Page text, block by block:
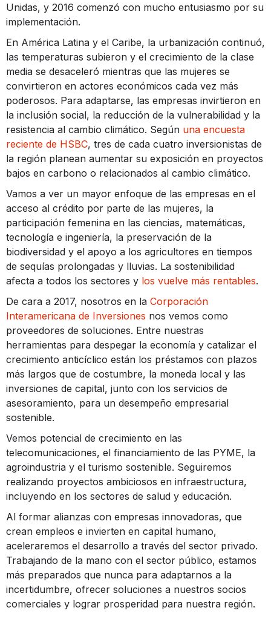
Unidas, y 2016 comenzó con mucho entusiasmo por su
implementación.
En América Latina y el Caribe, la urbanización continuó,
las temperaturas subieron y el crecimiento de la clase
media se desaceleró mientras que las mujeres se
convirtieron en actores económicos cada vez más
poderosos. Para adaptarse, las empresas invirtieron en
la inclusión social, la reducción de la vulnerabilidad y la
resistencia al cambio climático. Según una encuesta
reciente de HSBC, tres de cada cuatro inversionistas de
la región planean aumentar su exposición en proyectos
bajos en carbono o relacionados al cambio climático.
Vamos a ver un mayor enfoque de las empresas en el
acceso al crédito por parte de las mujeres, la
participación femenina en las ciencias, matemáticas,
tecnología e ingeniería, la preservación de la
biodiversidad y el apoyo a los agricultores en tiempos
de sequías prolongadas y lluvias. La sostenibilidad
afecta a todos los sectores y los vuelve más rentables.
De cara a 2017, nosotros en la Corporación
Interamericana de Inversiones nos vemos como
proveedores de soluciones. Entre nuestras
herramientas para despegar la economía y catalizar el
crecimiento anticíclico están los préstamos con plazos
más largos que de costumbre, la moneda local y las
inversiones de capital, junto con los servicios de
asesoramiento, para un desempeño empresarial
sostenible.
Vemos potencial de crecimiento en las
telecomunicaciones, el financiamiento de las PYME, la
agroindustria y el turismo sostenible. Seguiremos
realizando proyectos ambiciosos en infraestructura,
incluyendo en los sectores de salud y educación.
Al formar alianzas con empresas innovadoras, que
crean empleos e invierten en capital humano,
aceleraremos el desarrollo a través del sector privado.
Trabajando de la mano con el sector público, estamos
más preparados que nunca para adaptarnos a la
incertidumbre, ofrecer soluciones a nuestros socios
comerciales y lograr prosperidad para nuestra región.